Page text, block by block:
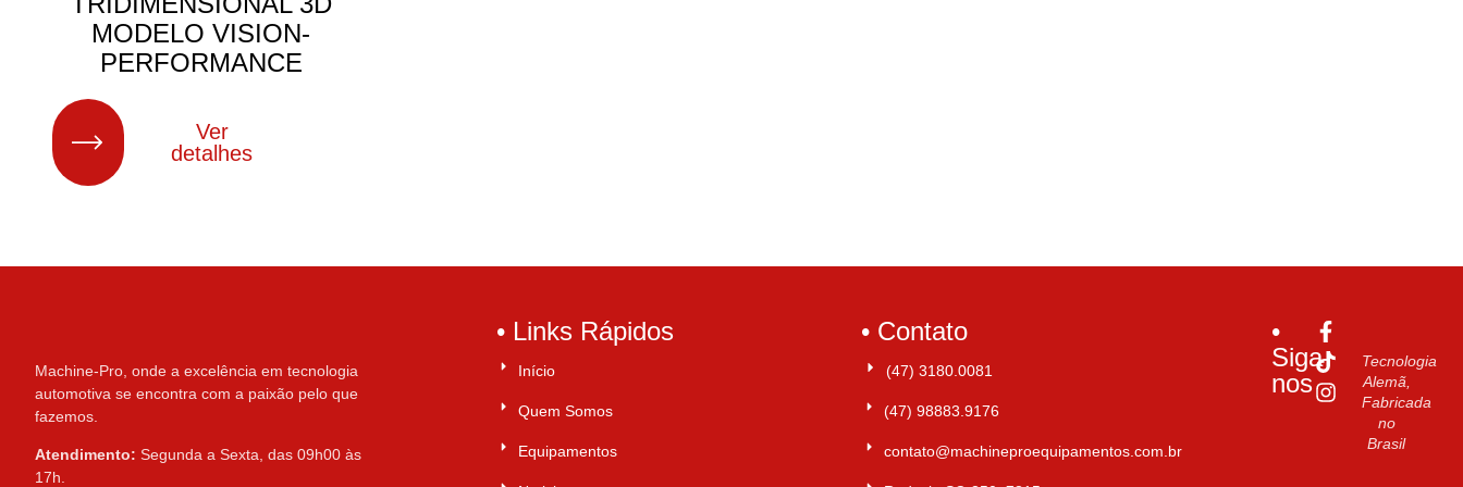
MODELO VISION-
PERFORMANCE
Ver
detalhes
Machine-Pro, onde a excelência em tecnologia
automotiva se encontra com a paixão pelo que
fazemos.
Atendimento: Segunda a Sexta, das 09h00 às
17h.
• Links Rápidos
Início
Quem Somos
Equipamentos
• Contato
(47) 3180.0081
(47) 98883.9176
contato@machineproequipamentos.com.br
•
Siga-
nos
Tecnologia
Alemã,
Fabricada
no
Brasil